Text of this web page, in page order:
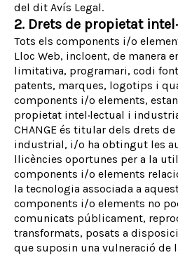
del dit Avís Legal.
2. Drets de propietat
Tots els components i/o
Lloc Web, incloent, de manera
limitativa, programari, codi
patents, marques, logotips i
components i/o elements,
propietat intel·lectual i
CHANGE és titular dels drets
industrial, i/o ha obtingut les
llicències oportunes per a la
components i/o elements
la tecnologia associada a
components i/o elements no
comunicats públicament,
transformats, posats a
que suposin una vulneració de